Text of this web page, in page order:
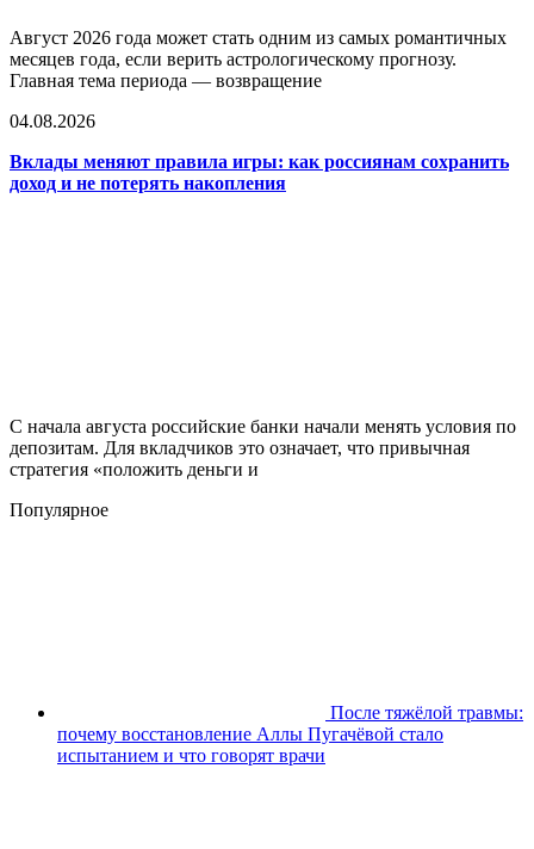
Август 2026 года может стать одним из самых романтичных
месяцев года, если верить астрологическому прогнозу.
Главная тема периода — возвращение
04.08.2026
Вклады меняют правила игры: как россиянам сохранить
доход и не потерять накопления
С начала августа российские банки начали менять условия по
депозитам. Для вкладчиков это означает, что привычная
стратегия «положить деньги и
Популярное
После тяжёлой травмы:
почему восстановление Аллы Пугачёвой стало
испытанием и что говорят врачи